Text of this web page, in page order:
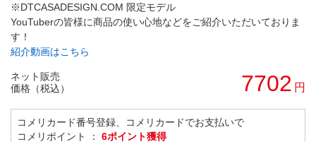
※DTCASADESIGN.COM 限定モデル
YouTuberの皆様に商品の使い心地などをご紹介いただいておりま
す！
紹介動画はこちら
ネット販売
価格（税込）
7702 円
コメリカード番号登録、コメリカードでお支払いで
コメリポイント ： 6ポイント獲得